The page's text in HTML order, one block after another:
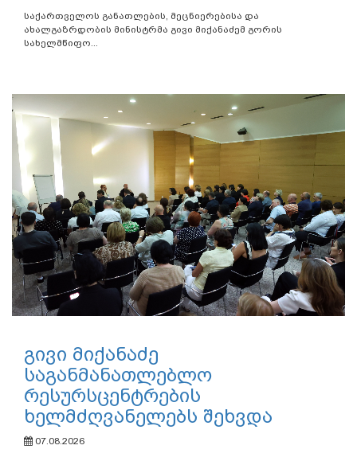
საქართველოს განათლების, მეცნიერებისა და
ახალგაზრდობის მინისტრმა გივი მიქანაძემ გორის
სახელმწიფო...
გივი მიქანაძე
საგანმანათლებლო
რესურსცენტრების
ხელმძღვანელებს შეხვდა
07.08.2026